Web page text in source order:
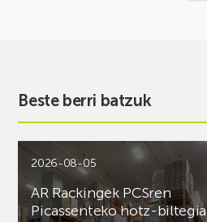
Beste berri batzuk
2026-08-05
AR Rackingek PCSren
Picassenteko hotz-biltegia